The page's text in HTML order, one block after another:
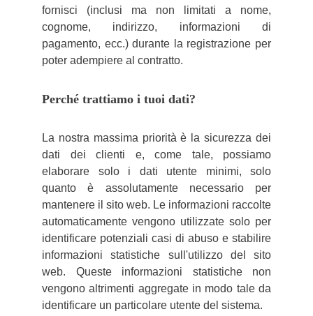
fornisci (inclusi ma non limitati a nome,
cognome, indirizzo, informazioni di
pagamento, ecc.) durante la registrazione per
poter adempiere al contratto.
Perché trattiamo i tuoi dati?
La nostra massima priorità è la sicurezza dei
dati dei clienti e, come tale, possiamo
elaborare solo i dati utente minimi, solo
quanto è assolutamente necessario per
mantenere il sito web. Le informazioni raccolte
automaticamente vengono utilizzate solo per
identificare potenziali casi di abuso e stabilire
informazioni statistiche sull'utilizzo del sito
web. Queste informazioni statistiche non
vengono altrimenti aggregate in modo tale da
identificare un particolare utente del sistema.